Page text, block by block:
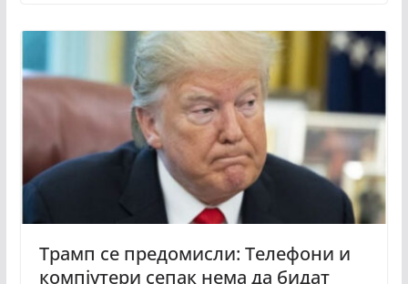
Трамп се предомисли: Tелефони и
компјутери сепак нема да бидат